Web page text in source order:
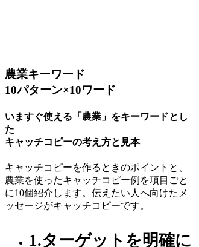
農業キーワード
10パターン×10ワード
いますぐ使える「農業」をキーワードとし
た
キャッチコピーの考え方と見本
キャッチコピーを作るときのポイントと、
農業を使ったキャッチコピー例を項目ごと
に10個紹介します。伝えたい人へ向けたメ
ッセージがキャッチコピーです。
1.ターゲットを明確に